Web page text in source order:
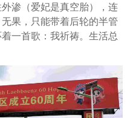
渗（爱妃是真空胎），连
果，只能带着后轮的半管
一首歌：我祈祷。生活总